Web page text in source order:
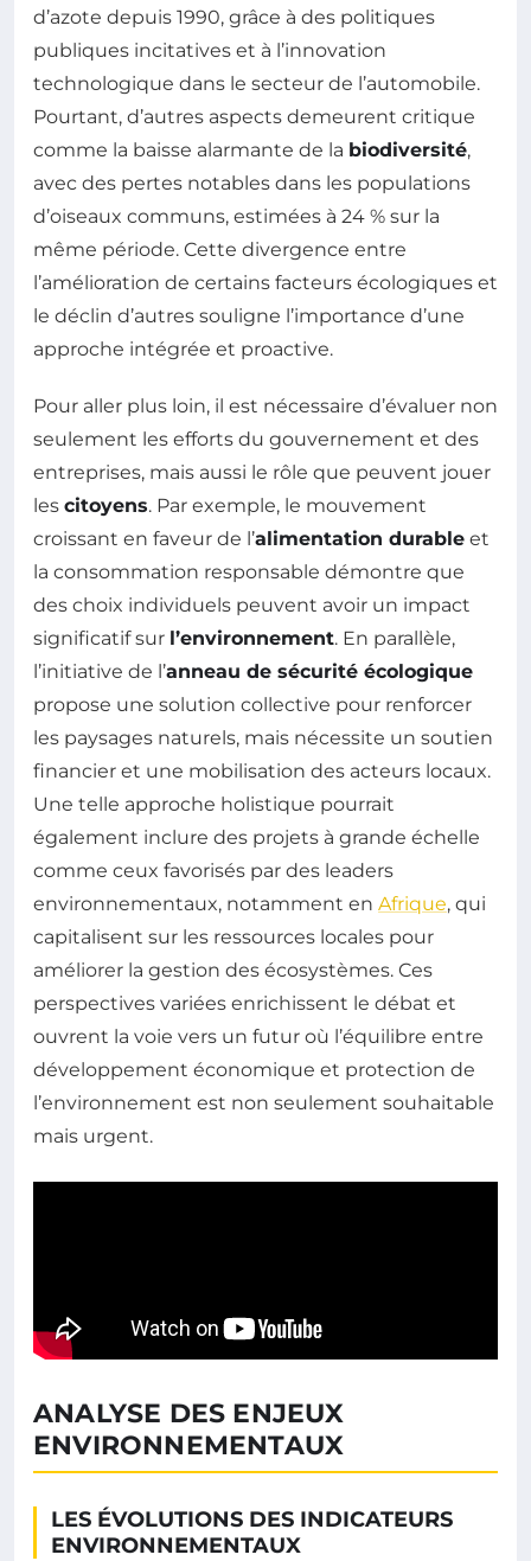
d’azote depuis 1990, grâce à des politiques
publiques incitatives et à l’innovation
technologique dans le secteur de l’automobile.
Pourtant, d’autres aspects demeurent critique
comme la baisse alarmante de la biodiversité,
avec des pertes notables dans les populations
d’oiseaux communs, estimées à 24 % sur la
même période. Cette divergence entre
l’amélioration de certains facteurs écologiques et
le déclin d’autres souligne l’importance d’une
approche intégrée et proactive.
Pour aller plus loin, il est nécessaire d’évaluer non
seulement les efforts du gouvernement et des
entreprises, mais aussi le rôle que peuvent jouer
les citoyens. Par exemple, le mouvement
croissant en faveur de l’alimentation durable et
la consommation responsable démontre que
des choix individuels peuvent avoir un impact
significatif sur l’environnement. En parallèle,
l’initiative de l’anneau de sécurité écologique
propose une solution collective pour renforcer
les paysages naturels, mais nécessite un soutien
financier et une mobilisation des acteurs locaux.
Une telle approche holistique pourrait
également inclure des projets à grande échelle
comme ceux favorisés par des leaders
environnementaux, notamment en Afrique, qui
capitalisent sur les ressources locales pour
améliorer la gestion des écosystèmes. Ces
perspectives variées enrichissent le débat et
ouvrent la voie vers un futur où l’équilibre entre
développement économique et protection de
l’environnement est non seulement souhaitable
mais urgent.
ANALYSE DES ENJEUX
ENVIRONNEMENTAUX
LES ÉVOLUTIONS DES INDICATEURS
ENVIRONNEMENTAUX